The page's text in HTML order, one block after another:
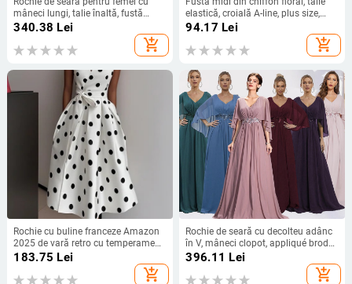
mâneci lungi, talie înaltă, fustă
lungă, țesătură spray metalică,
340.38 Lei
add_shopping_cart
elastică, croială A-line, plus size,
siluetă drapată
94.17 Lei
add_shopping_cart
Rochie cu buline franceze Amazon
2025 de vară retro cu temperament
nou, talie subțire, fustă pentru femei
183.75 Lei
add_shopping_cart
Rochie de seară cu decolteu adânc
în V, mâneci clopot, appliqué brodat
cu paiete, croială lungă A-line
396.11 Lei
add_shopping_cart